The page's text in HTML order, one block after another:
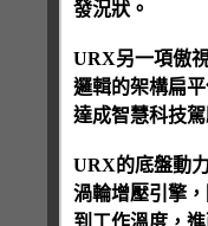
發況狀。
URX另一項傲
邏輯的架構扁
達成智慧科技
URX的底盤動
渦輪增壓引擎
到工作溫度，